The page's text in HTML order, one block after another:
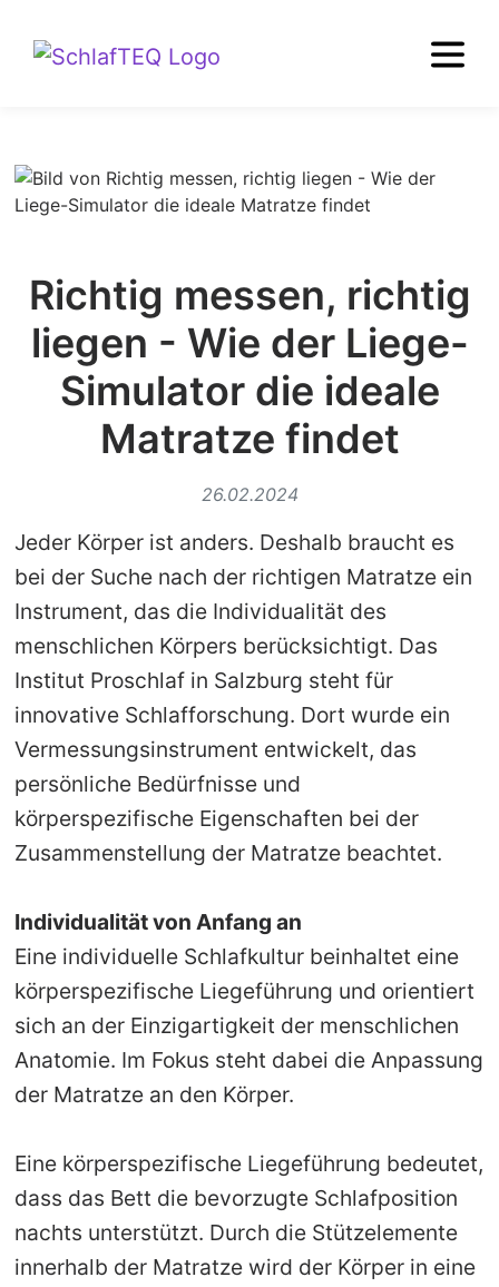
Richtig messen, richtig
liegen - Wie der Liege-
Simulator die ideale
Matratze findet
26.02.2024
Jeder Körper ist anders. Deshalb braucht es
bei der Suche nach der richtigen Matratze ein
Instrument, das die Individualität des
menschlichen Körpers berücksichtigt. Das
Institut Proschlaf in Salzburg steht für
innovative Schlafforschung. Dort wurde ein
Vermessungsinstrument entwickelt, das
persönliche Bedürfnisse und
körperspezifische Eigenschaften bei der
Zusammenstellung der Matratze beachtet.
Individualität von Anfang an
Eine individuelle Schlafkultur beinhaltet eine
körperspezifische Liegeführung und orientiert
sich an der Einzigartigkeit der menschlichen
Anatomie. Im Fokus steht dabei die Anpassung
der Matratze an den Körper.
Eine körperspezifische Liegeführung bedeutet,
dass das Bett die bevorzugte Schlafposition
nachts unterstützt. Durch die Stützelemente
innerhalb der Matratze wird der Körper in eine